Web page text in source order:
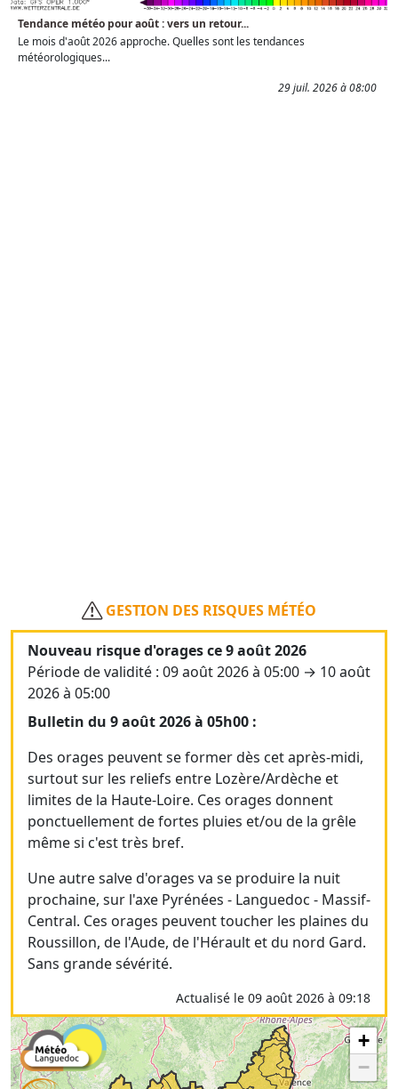
Tendance météo pour août : vers un retour...
Le mois d'août 2026 approche. Quelles sont les tendances
météorologiques...
29 juil. 2026 à 08:00
GESTION DES RISQUES MÉTÉO
Nouveau risque d'orages ce 9 août 2026
Période de validité : 09 août 2026 à 05:00 → 10 août
2026 à 05:00
Bulletin du 9 août 2026 à 05h00 :
Des orages peuvent se former dès cet après-midi,
surtout sur les reliefs entre Lozère/Ardèche et
limites de la Haute-Loire. Ces orages donnent
ponctuellement de fortes pluies et/ou de la grêle
même si c'est très bref.
Une autre salve d'orages va se produire la nuit
prochaine, sur l'axe Pyrénées - Languedoc - Massif-
Central. Ces orages peuvent toucher les plaines du
Roussillon, de l'Aude, de l'Hérault et du nord Gard.
Sans grande sévérité.
Actualisé le 09 août 2026 à 09:18
+
−